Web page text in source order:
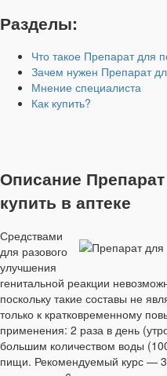
Разделы:
Что такое Препарат для
Зачем нужен Препарат
Мнение специалиста
Как купить?
Описание
купить в аптеке
Средствами
для разового
улучшения
генитальной реакции
поскольку такие составы не
только к кратковременному
применения: 2 раза в день
большим количеством воды
пищи. Рекомендуемый курс —